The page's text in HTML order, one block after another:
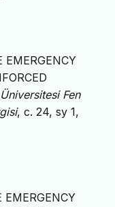
EMERGENCY
Fen
, c. 24, sy 1,
EMERGENCY